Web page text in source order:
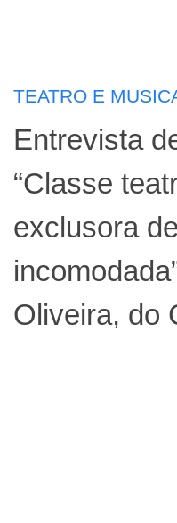
TEATRO E
Entrevista
“Classe
exclusora
Oliveira, do